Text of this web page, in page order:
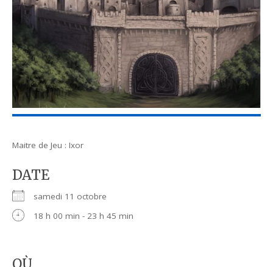
Maitre de Jeu : Ixor
DATE
samedi 11 octobre
18 h 00 min - 23 h 45 min